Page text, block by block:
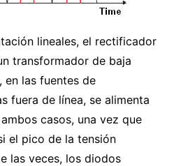
lineales, el rectificador
transformador de baja
en las fuentes de
fuera de línea, se alimenta
casos, una vez que
el pico de la tensión
las veces, los diodos